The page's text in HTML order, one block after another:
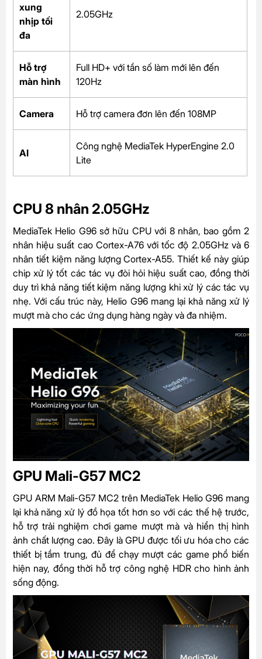
xung
nhịp tối
đa
2.05GHz
Hỗ trợ
màn hình
Full HD+ với tần số làm mới lên đến
120Hz
Camera Hỗ trợ camera đơn lên đến 108MP
AI
Công nghệ MediaTek HyperEngine 2.0
Lite
CPU 8 nhân 2.05GHz
MediaTek Helio G96 sở hữu CPU với 8 nhân, bao gồm 2
nhân hiệu suất cao Cortex-A76 với tốc độ 2.05GHz và 6
nhân tiết kiệm năng lượng Cortex-A55. Thiết kế này giúp
chip xử lý tốt các tác vụ đòi hỏi hiệu suất cao, đồng thời
duy trì khả năng tiết kiệm năng lượng khi xử lý các tác vụ
nhẹ. Với cấu trúc này, Helio G96 mang lại khả năng xử lý
mượt mà cho các ứng dụng hàng ngày và đa nhiệm.
GPU Mali-G57 MC2
GPU ARM Mali-G57 MC2 trên MediaTek Helio G96 mang
lại khả năng xử lý đồ họa tốt hơn so với các thế hệ trước,
hỗ trợ trải nghiệm chơi game mượt mà và hiển thị hình
ảnh chất lượng cao. Đây là GPU được tối ưu hóa cho các
thiết bị tầm trung, đủ để chạy mượt các game phổ biến
hiện nay, đồng thời hỗ trợ công nghệ HDR cho hình ảnh
sống động.